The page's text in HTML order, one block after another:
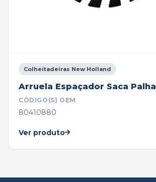
Colheitadeiras New Holland
Arruela Espaçador Saca Palha
CÓDIGO(S) OEM
80410880
Ver produto